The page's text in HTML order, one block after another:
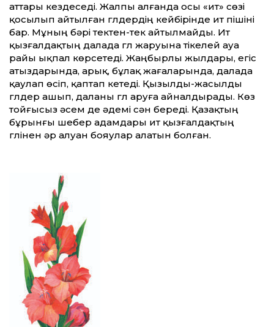
аттары кездеседі. Жалпы алғанда осы «ит» сөзі
қосылып айтылған гүлдердің кейбірінде ит пішіні
бар. Мұның бәрі тектен-тек айтылмайды. Ит
қызғалдақтың далада гүл жаруына тікелей ауа
райы ықпал көрсетеді. Жаңбырлы жылдары, егіс
атыздарында, арық, бұлақ жағаларында, далада
қаулап өсіп, қаптап кетеді. Қызылды-жасылды
гүлдер ашып, даланы гүл аруға айналдырады. Көз
тойғысыз әсем де әдемі сән береді. Қазақтың
бұрынғы шебер адамдары ит қызғалдақтың
гүлінен әр алуан бояулар алатын болған.